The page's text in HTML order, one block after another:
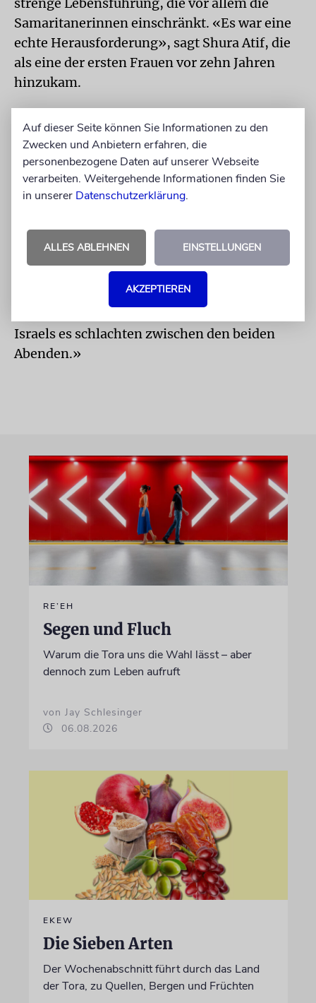
Samaritanerinnen einschränkt. «Es war eine
echte Herausforderung», sagt Shura Atif, die
als eine der ersten Frauen vor zehn Jahren
hinzukam.
nach einem eigenen Kalender: In diesem Jahr
fällt das Lammopfer des 14. Nissan auf den 13.
April – einen Tag vor dem jüdischen
Sederabend. Bei der Kultfeier werden Texte
Lämmer auf dem Berg Garizim findet zu den
Worten aus dem 2. Buch Mose 21,6 statt: «Ihr
sollt es (das einjährige, fehlerlose Lamm) in
Verwahrung halten bis zum 14. Tag dieses
Israels es schlachten zwischen den beiden
Abenden.»
RE’EH
Segen und Fluch
Warum die Tora uns die Wahl lässt – aber
dennoch zum Leben aufruft
von Jay Schlesinger
06.08.2026
EKEW
Die Sieben Arten
Der Wochenabschnitt führt durch das Land
der Tora, zu Quellen, Bergen und Früchten
Auf dieser Seite können Sie Informationen zu den
Zwecken und Anbietern erfahren, die
personenbezogene Daten auf unserer Webseite
verarbeiten. Weitergehende Informationen finden Sie
in unserer Datenschutzerklärung.
ALLES ABLEHNEN EINSTELLUNGEN
AKZEPTIEREN